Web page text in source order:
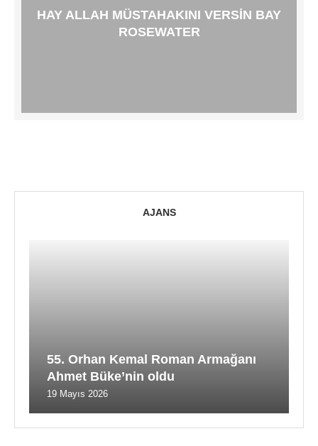
HAY ALLAH MÜSTAHAKINI VERSIN BAY
ROSEWATER
AJANS
55. Orhan Kemal Roman Armağanı
Ahmet Büke’nin oldu
19 Mayıs 2026